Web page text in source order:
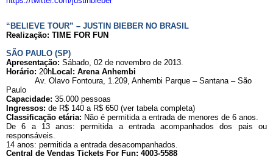
“BELIEVE TOUR” – JUSTIN BIEBER NO BRASIL
Realização: TIME FOR FUN
SÃO PAULO (SP)
Apresentação: Sábado, 02 de novembro de 2013.
Horário: 20hLocal: Arena Anhembi
Av. Olavo Fontoura, 1.209, Anhembi Parque – Santana – São
Paulo
Capacidade: 35.000 pessoas
Ingressos: de R$ 140 a R$ 650 (ver tabela completa)
Classificação etária: Não é permitida a entrada de menores de 6 anos.
De 6 a 13 anos: permitida a entrada acompanhados dos pais ou
responsáveis.
14 anos: permitida a entrada desacompanhados.
Central de Vendas Tickets For Fun: 4003-5588